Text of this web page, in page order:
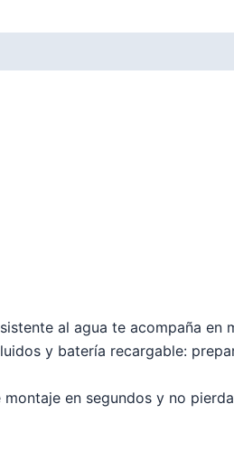
al agua te acompaña
y batería recargable:
en segundos y no